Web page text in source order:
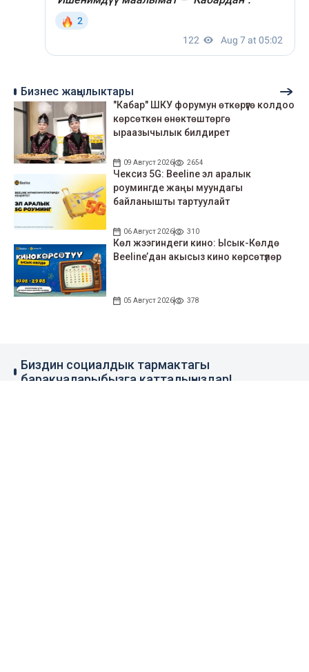
Бизнес жаңылыктары
"Кабар" ШКУ форумун өткөрүүгө колдоо
көрсөткөн өнөктөштөргө
ыраазычылык билдирет
09 Август 2026 2654
Чексиз 5G: Beeline эл аралык
роумингде жаңы муундагы
байланышты тартуулайт
06 Август 2026 310
Көл жээгиндеги кино: Ысык-Көлдө
Beeline’дан акысыз кино көрсөтүлөр
05 Август 2026 378
Биздин социалдык тармактагы
баракчаларыбызга катталыңыздар!